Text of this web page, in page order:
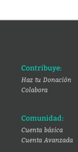
Contribuye:
Haz tu Donación
Colabora
Comunidad:
Cuenta básica
Cuenta Avanzada